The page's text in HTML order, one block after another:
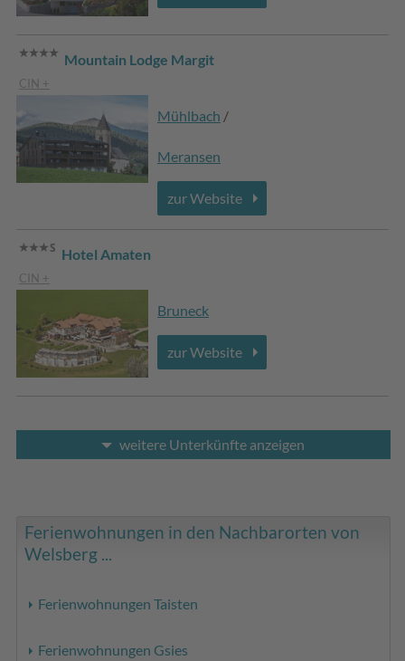
Mountain Lodge Margit
CIN +
Mühlbach /
Meransen
zur Website
Hotel Amaten
CIN +
Bruneck
zur Website
weitere Unterkünfte anzeigen
Ferienwohnungen in den Nachbarorten von
Welsberg ...
Ferienwohnungen Taisten
Ferienwohnungen Gsies